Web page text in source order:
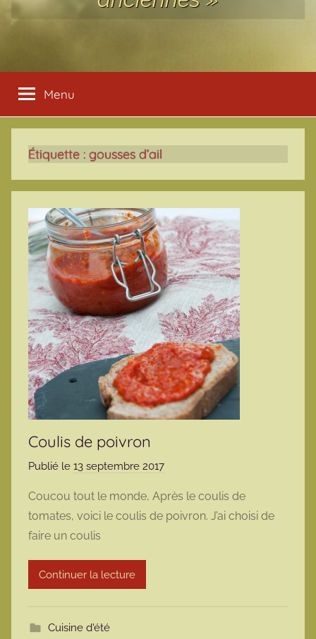
Menu
Étiquette : gousses d’ail
Coulis de poivron
Publié le 13 septembre 2017
r
m
Coucou tout le monde, Après le coulis de
tomates, voici le coulis de poivron. J’ai choisi de
faire un coulis
Continuer la lecture
Cuisine d'été